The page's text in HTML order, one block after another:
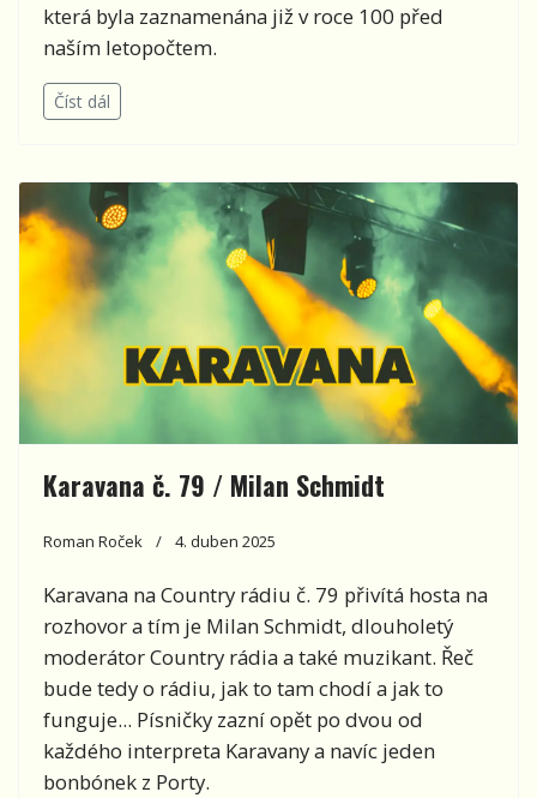
která byla zaznamenána již v roce 100 před
naším letopočtem.
Číst dál
Karavana č. 79 / Milan Schmidt
Roman Roček 4. duben 2025
Karavana na Country rádiu č. 79 přivítá hosta na
rozhovor a tím je Milan Schmidt, dlouholetý
moderátor Country rádia a také muzikant. Řeč
bude tedy o rádiu, jak to tam chodí a jak to
funguje... Písničky zazní opět po dvou od
každého interpreta Karavany a navíc jeden
bonbónek z Porty.